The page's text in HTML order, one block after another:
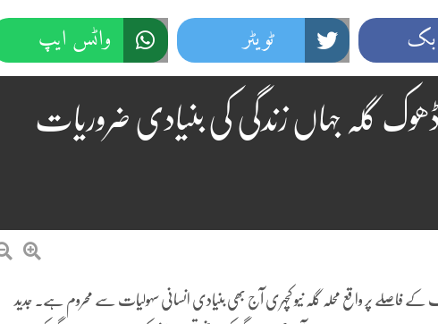
ٹویٹر واٹس ایپ
ڈھوک گلہ جہاں زندگی کی بنیادی ضروریات
کے فاصلے پر واقع محلہ گلہ نیو کچہری آج بھی بنیادی انسانی سہولیات سے محروم ہے۔ جدید